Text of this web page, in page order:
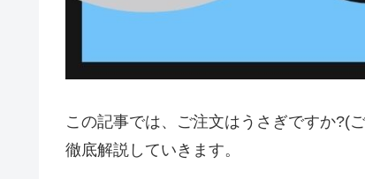
この記事では、ご注文はうさぎですか?(
徹底解説していきます。